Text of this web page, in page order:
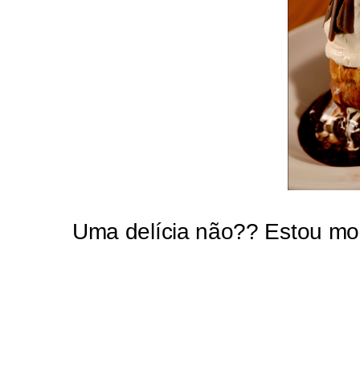
Uma delícia não?? Estou